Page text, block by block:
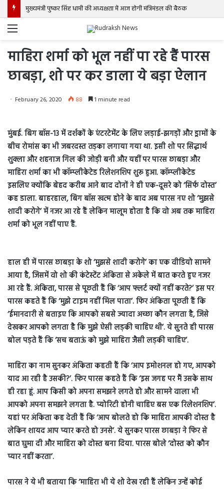
मुख्यमंत्री पुष्कर सिंह धामी की अध्यक्षता में आज होगी मंत्रिमंडल की बैठक
Menu
माहिरा शर्मा को भूल नहीं पा रहे हैं पारस
छाबड़ा, शो पर कर डाला ये बड़ा ऐलान
February 26, 2020 88 1 minute read
मुंबई. बिग बॉस-13 में दर्शकों के एंटरटेमेंट के लिए लड़ाई-झगड़ों और ड्रामों के
बीच रोमांस का भी जबरदस्त तड़का लगाया गया था. इसी शो पर सिद्धार्थ
शुक्ला और शहनाज गिल की जोड़ी बनी और यहीं पर पारस छाबड़ा और
माहिरा शर्मा का भी कॉम्प्लीकेटेड रिलेशनशिप शुरू हुआ. कॉम्प्लीकेटेड
इसलिए क्योंकि बेहद करीब आने बाद दोनों ने ही एक-दूसरे को ‘सिर्फ दोस्त’
कह डाला. बाहरहाल, बिग बॉस खत्म होने के बाद अब पारस नए शो ‘मुझसे
शादी करोगे’ में नजर आ रहे हैं लेकिन मालूम होता है कि वो अब तक माहिरा
शर्मा को भूल नहीं पाए हैं.
हाल ही में पारस छाबड़ा के शो ‘मुझसे शादी करोगे’ का एक वीडियो सामने
आया है, जिसमें वो शो की कंटेस्टेंट अंकिता से अकेले में बात करते हुए नजर
आ रहे हैं. अंकिता, पारस से पूछती हैं कि ‘आप फ्लर्ट क्यों नहीं करते?’ इस पर
पारस कहते हैं कि ‘मुझे टाइम नहीं मिल पाता’. फिर अंकिता पूछती हैं कि
‘ईमानदारी से बताइए कि आपको सबसे ज्यादा अच्छा कौन लगता है, जिसे
देखकर आपको लगता है कि मुझे ऐसी लड़की चाहिए थी’. ये सुनते ही पारस
बोल पड़ते हैं कि ‘सच बताऊं को मुझे माहिरा जैसी लड़की चाहिए’.
माहिरा का नाम सुनकर अंकिता कहती हैं कि ‘आप इमोशनल हो गए, आपको
याद आ रही है उसकी?’. फिर पारस कहते हैं कि ‘इस जगह पर मैं उसके साथ
ही रहा हूं. आप किसी को अपना समझने लगते हो और सामने वाला भी
आपको अपना समझने लगता है. प्योरिटी होनी चाहिए बस एक रिलेशनशिप’.
यहां पर अंकिता कह देती हैं कि ‘आप बोलते हो कि माहिरा आपकी दोस्त है
लेकिन शायद आप प्यार करते हो उनसे’. ये सुनकर पारस छाबड़ा ने फिर से
बात घुमा दी और माहिरा को दोस्त बना दिया. पारस बोले ‘दोस्त को कौन
प्यार नहीं करता’.
पारस ने ये भी बताया कि ‘माहिरा भी ये शो देख रही हैं लेकिन उन्हें कोई